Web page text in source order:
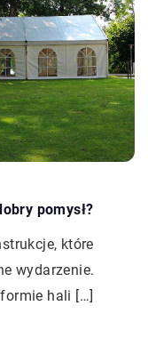
pomysł?
które
wydarzenie.
hali […]